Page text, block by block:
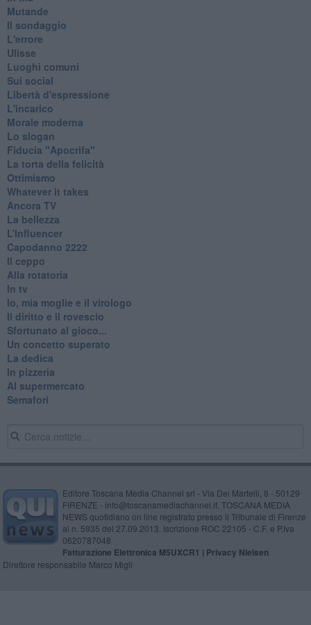
Mutande
Il sondaggio
L'errore
Ulisse
Luoghi comuni
Sui social
Libertà d'espressione
L'incarico
Morale moderna
Lo slogan
Fiducia "Apocrifa"
La torta della felicità
Ottimismo
Whatever it takes
Ancora TV
La bellezza
L’Influencer
​Capodanno 2222
Il ceppo
Alla rotatoria
In tv
Io, mia moglie e il virologo
Il diritto e il rovescio
Sfortunato al gioco...
Un concetto superato
La dedica
In pizzeria
Al supermercato
Semafori
Editore Toscana Media Channel srl - Via Dei Martelli, 8 - 50129
FIRENZE - info@toscanamediachannel.it. TOSCANA MEDIA
NEWS quotidiano on line registrato presso il Tribunale di Firenze
al n. 5935 del 27.09.2013. Iscrizione ROC 22105 - C.F. e P.Iva
0620787048
Fatturazione Elettronica M5UXCR1 | Privacy Nielsen
Direttore responsabile Marco Migli